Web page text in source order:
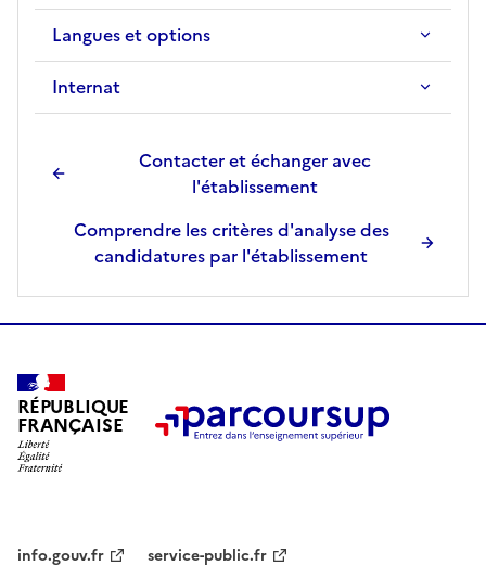
Langues et options
Internat
Contacter et échanger avec
l'établissement
Comprendre les critères d'analyse des
candidatures par l'établissement
RÉPUBLIQUE
FRANÇAISE
info.gouv.fr service-public.fr